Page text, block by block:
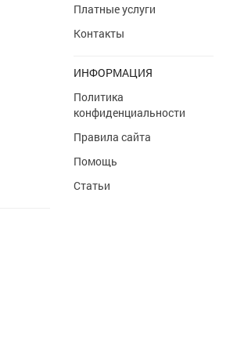
Платные услуги
Контакты
ИНФОРМАЦИЯ
Политика
конфиденциальности
Правила сайта
Помощь
Статьи